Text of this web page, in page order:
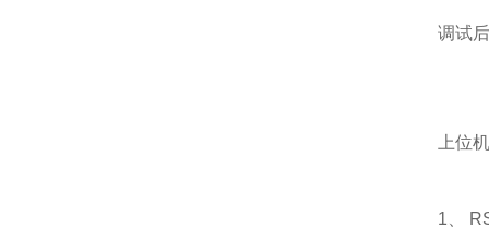
调试
上位
1、